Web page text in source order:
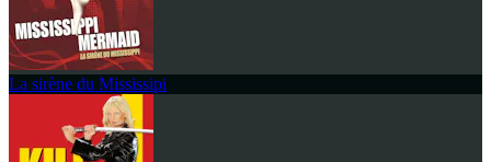
La sirène du Mississipi